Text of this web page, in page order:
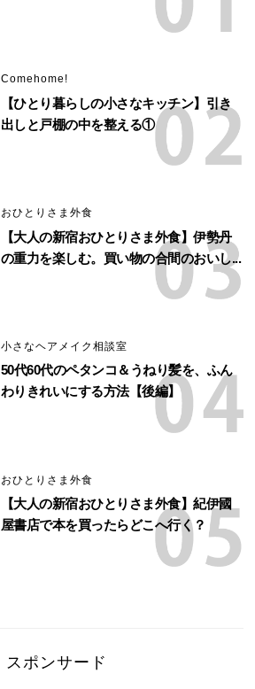
Comehome!
【ひとり暮らしの小さなキッチン】引き
出しと戸棚の中を整える①
おひとりさま外食
【大人の新宿おひとりさま外食】伊勢丹
の重力を楽しむ。買い物の合間のおいし...
小さなヘアメイク相談室
50代60代のペタンコ＆うねり髪を、ふん
わりきれいにする方法【後編】
おひとりさま外食
【大人の新宿おひとりさま外食】紀伊國
屋書店で本を買ったらどこへ行く？
スポンサード